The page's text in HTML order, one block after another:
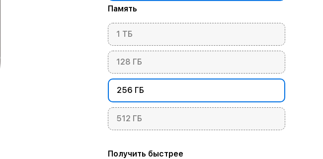
Память
1 ТБ
128 ГБ
256 ГБ
512 ГБ
Получить быстрее